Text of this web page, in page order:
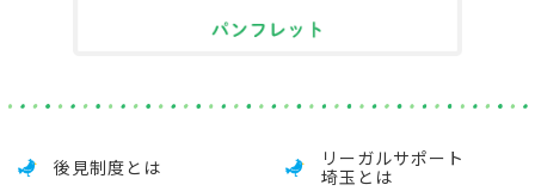
後見制度とは
リーガルサポート
埼玉とは